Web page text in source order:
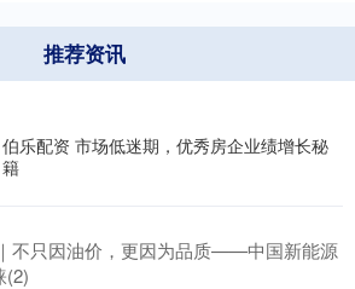
推荐资讯
伯乐配资 市场低迷期，优秀房企业绩增长秘
籍
不只因油价，更因为品质——中国新能源
(2)